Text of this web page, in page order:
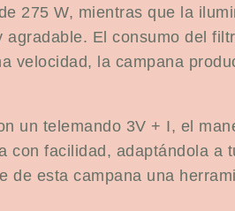
275 W, mientras que la
El consumo del
velocidad, la campana
un telemando 3V + I, el
con facilidad, adaptándola
de esta campana una